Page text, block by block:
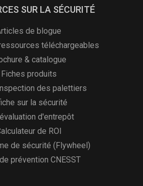
SUR LA SÉCURITÉ
de blogue
téléchargeables
& catalogue
Fiches produits
des palettiers
sur la sécurité
d'entrepôt
de ROI
de sécurité (Flywheel)
prévention CNESST